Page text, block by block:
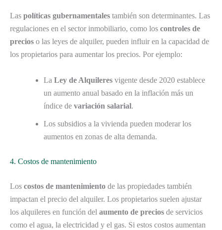
Las políticas gubernamentales también son determinantes. Las
regulaciones en el sector inmobiliario, como los controles de
precios o las leyes de alquiler, pueden influir en la capacidad de
los propietarios para aumentar los precios. Por ejemplo:
La Ley de Alquileres vigente desde 2020 establece
un aumento anual basado en la inflación más un
índice de variación salarial.
Los subsidios a la vivienda pueden moderar los
aumentos en zonas de alta demanda.
4. Costos de mantenimiento
Los costos de mantenimiento de las propiedades también
impactan el precio del alquiler. Los propietarios suelen ajustar
los alquileres en función del aumento de precios de servicios
como el agua, la electricidad y el gas. Si estos costos aumentan